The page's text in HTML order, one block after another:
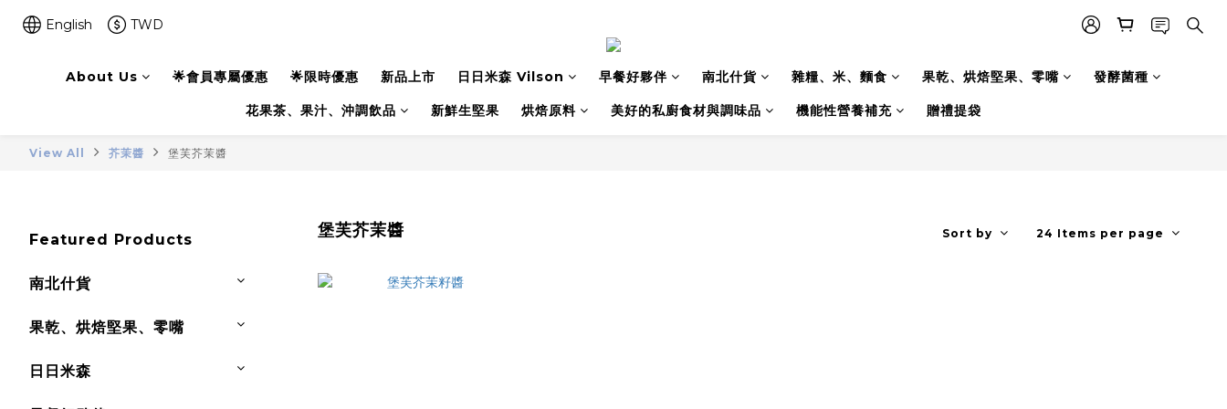
English TWD
About Us 🌟會員專屬優惠 🌟限時優惠 新品上市 日日米森 Vilson 早餐好夥伴 南北什貨 雜糧、米、麵食 果乾、烘焙堅果、零嘴 發酵菌種
花果茶、果汁、沖調飲品 新鮮生堅果 烘焙原料 美好的私廚食材與調味品 機能性營養補充 贈禮提袋
View All 芥茉醬 堡芙芥茉醬
Featured Products
南北什貨
果乾、烘焙堅果、零嘴
日日米森
堡芙芥茉醬 Sort by 24 Items per page